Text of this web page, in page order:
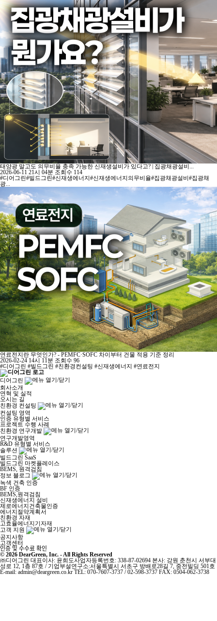
태양광 말고도 의무비율 충족 가능한 신재생설비가 있다고? | 집광채광설비...
2026-06-11 21시 04분 조회수 114
#디어그린#빌드그린#신재생에너지#신재생에너지의무비율#집광채광설비#집광채
광...
연료전지란 무엇인가? - PEMFC·SOFC 차이부터 건물 적용 기준 정리
2026-02-24 14시 11분 조회수 96
#디어그린 #빌드그린 #친환경컨설팅 #신재생에너지 #연료전지
디어그린
회사소개
연혁 및 실적
오시는 길
친환경 컨설팅
컨설팅 영역
인증 유형별 서비스
프로젝트 수행 사례
친환경 연구개발
연구개발영역
R&D 유형별 서비스
솔루션
빌드그린 SaaS
빌드그린 마켓플레이스
BEMS, 원격검침
정보 블로그
녹색 건축 인증
BF 인증
BEMS,원격검침
신재생에너지 설비
제로에너지건축물인증
에너지절약계획서
친환경 자재
고효율에너지기자재
고객 지원
공지사항
고객센터
인증 및 수수료 확인
© 2026 DearGreen, Inc. - All Rights Reserved
㈜디어그린 대표이사: 윤희도사업자등록번호: 338-87-02694 본사: 강원 춘천시 서부대
성로 12, 1층 87호 / 기업부설연구소:서울특별시 서초구 방배로28길 7, 중전빌딩 501호
E-mail: admin@deargreen.co.kr TEL: 070-7607-3737 / 02-598-3737 FAX: 0504-062-3738